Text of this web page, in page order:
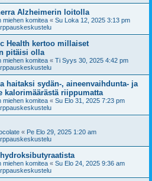
Alzheimerin loitolla
miehen komitea « Su Loka 12, 2025 3:13 pm
Health kertoo millaiset
pitäisi olla
miehen komitea « Ti Syys 30, 2025 4:42 pm
haitaksi sydän-, aineenvaihdunta- ja
kalorimäärästä riippumatta
miehen komitea « Su Elo 31, 2025 7:23 pm
« Pe Elo 29, 2025 1:20 am
miehen komitea « Su Elo 24, 2025 9:36 am